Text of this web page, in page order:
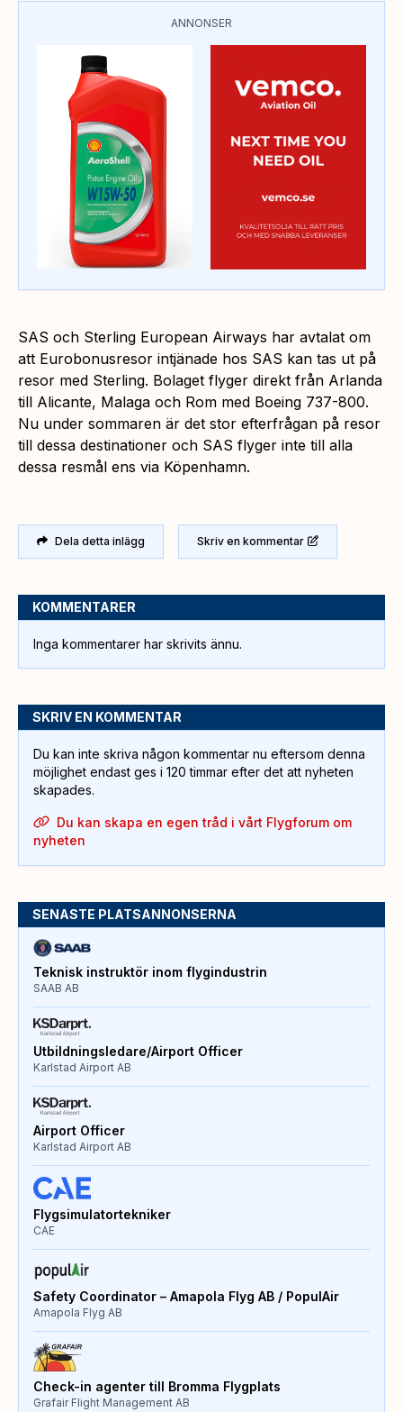
ANNONSER
SAS och Sterling European Airways har avtalat om
att Eurobonusresor intjänade hos SAS kan tas ut på
resor med Sterling. Bolaget flyger direkt från Arlanda
till Alicante, Malaga och Rom med Boeing 737-800.
Nu under sommaren är det stor efterfrågan på resor
till dessa destinationer och SAS flyger inte till alla
dessa resmål ens via Köpenhamn.
Dela detta inlägg Skriv en kommentar
KOMMENTARER
Inga kommentarer har skrivits ännu.
SKRIV EN KOMMENTAR
Du kan inte skriva någon kommentar nu eftersom denna
möjlighet endast ges i 120 timmar efter det att nyheten
skapades.
Du kan skapa en egen tråd i vårt Flygforum om
nyheten
SENASTE PLATSANNONSERNA
Teknisk instruktör inom flygindustrin
SAAB AB
Utbildningsledare/Airport Officer
Karlstad Airport AB
Airport Officer
Karlstad Airport AB
Flygsimulatortekniker
CAE
Safety Coordinator – Amapola Flyg AB / PopulAir
Amapola Flyg AB
Check-in agenter till Bromma Flygplats
Grafair Flight Management AB